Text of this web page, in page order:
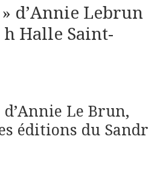
d’Annie Lebrun
h Halle Saint-
d’Annie Le Brun,
éditions du Sandr